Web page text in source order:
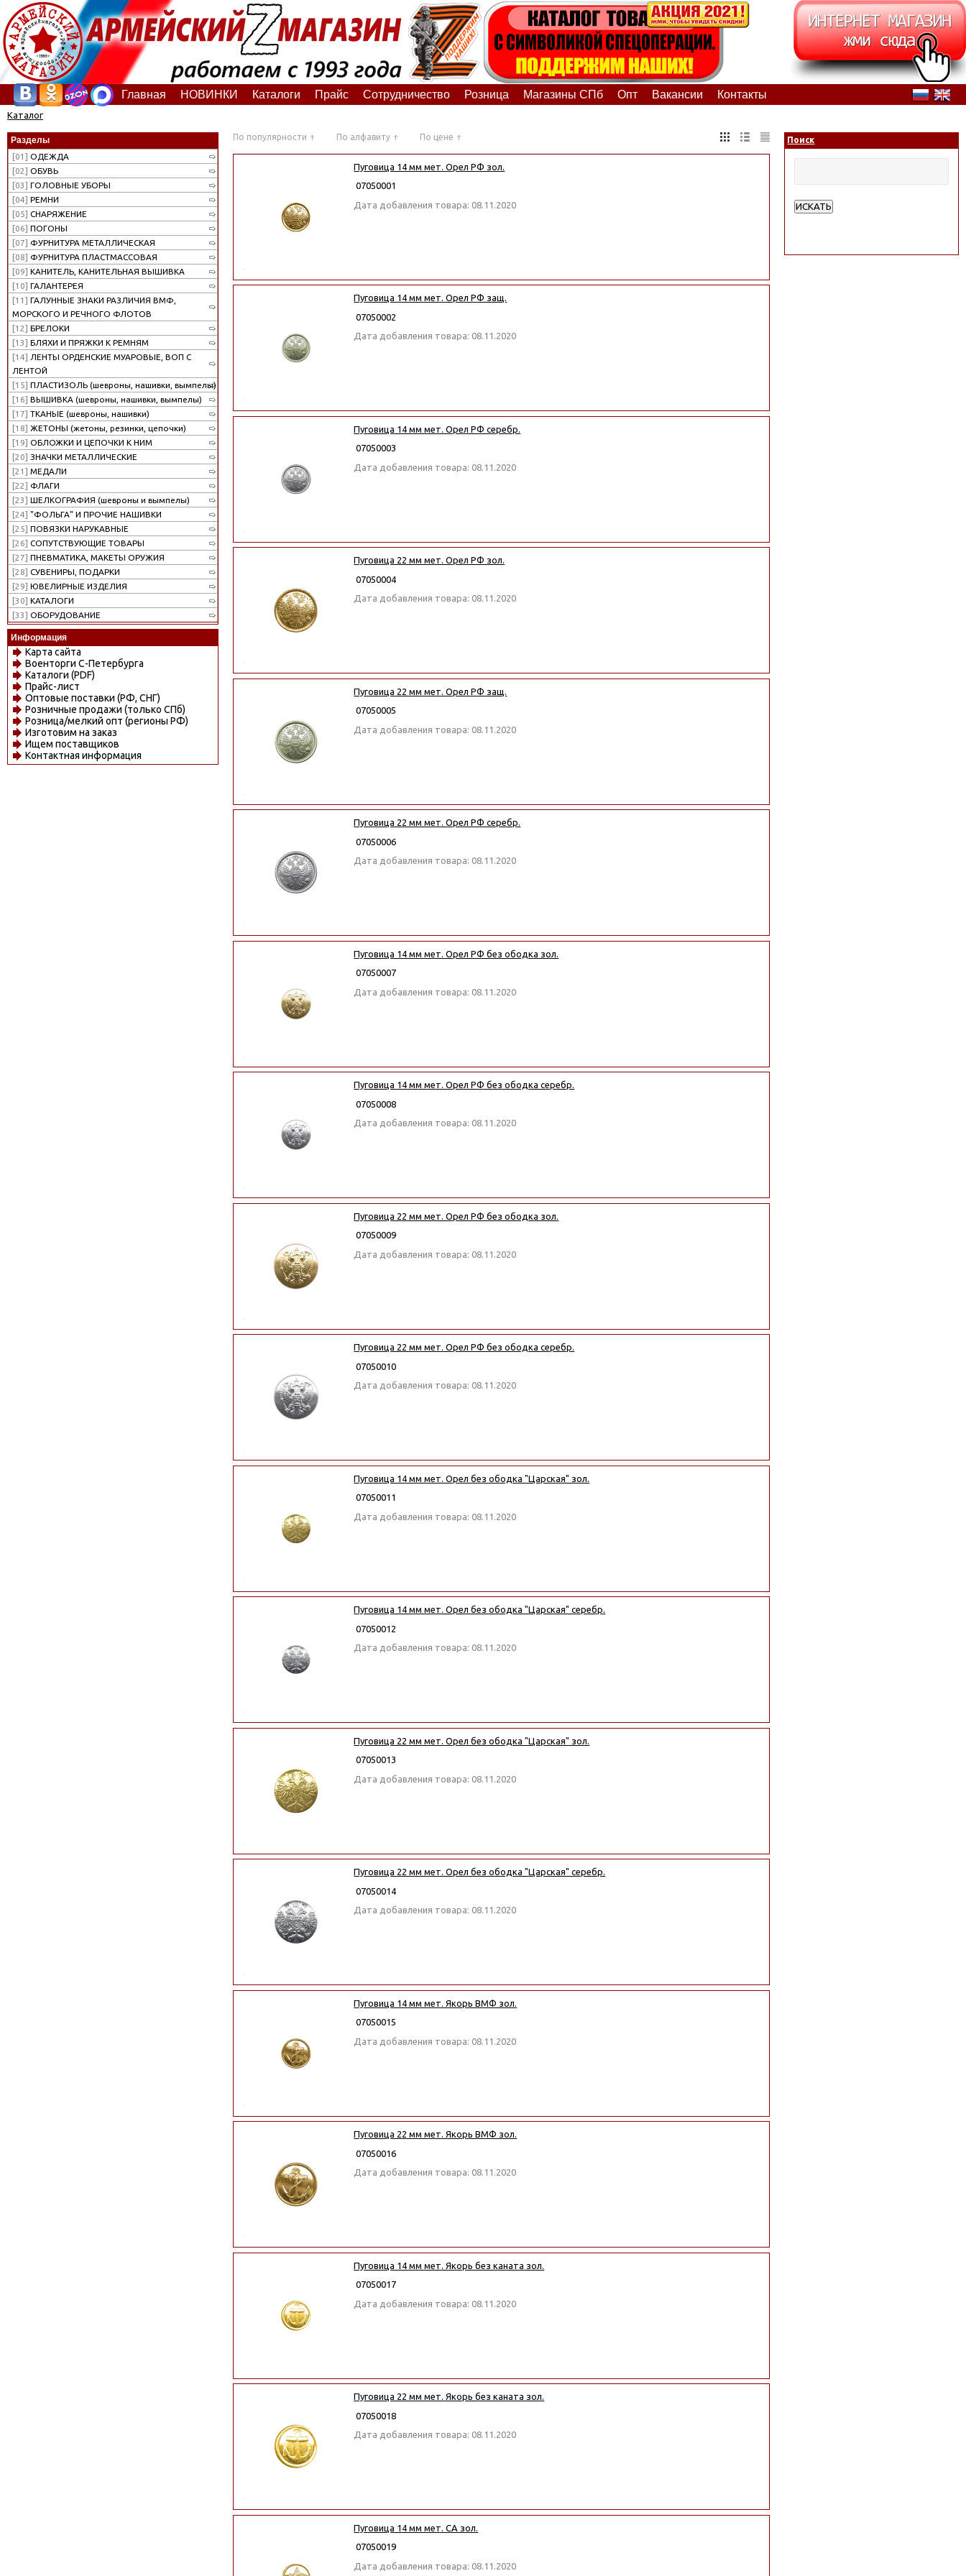
Главная НОВИНКИ Каталоги Прайс Сотрудничество Розница Магазины СПб Опт Вакансии Контакты
Каталог
Разделы
[01] ОДЕЖДА
[02] ОБУВЬ
[03] ГОЛОВНЫЕ УБОРЫ
[04] РЕМНИ
[05] СНАРЯЖЕНИЕ
[06] ПОГОНЫ
[07] ФУРНИТУРА МЕТАЛЛИЧЕСКАЯ
[08] ФУРНИТУРА ПЛАСТМАССОВАЯ
[09] КАНИТЕЛЬ, КАНИТЕЛЬНАЯ ВЫШИВКА
[10] ГАЛАНТЕРЕЯ
[11] ГАЛУННЫЕ ЗНАКИ РАЗЛИЧИЯ ВМФ,
МОРСКОГО И РЕЧНОГО ФЛОТОВ
[12] БРЕЛОКИ
[13] БЛЯХИ И ПРЯЖКИ К РЕМНЯМ
[14] ЛЕНТЫ ОРДЕНСКИЕ МУАРОВЫЕ, ВОП С
ЛЕНТОЙ
[15] ПЛАСТИЗОЛЬ (шевроны, нашивки, вымпелы)
[16] ВЫШИВКА (шевроны, нашивки, вымпелы)
[17] ТКАНЫЕ (шевроны, нашивки)
[18] ЖЕТОНЫ (жетоны, резинки, цепочки)
[19] ОБЛОЖКИ И ЦЕПОЧКИ К НИМ
[20] ЗНАЧКИ МЕТАЛЛИЧЕСКИЕ
[21] МЕДАЛИ
[22] ФЛАГИ
[23] ШЕЛКОГРАФИЯ (шевроны и вымпелы)
[24] "ФОЛЬГА" И ПРОЧИЕ НАШИВКИ
[25] ПОВЯЗКИ НАРУКАВНЫЕ
[26] СОПУТСТВУЮЩИЕ ТОВАРЫ
[27] ПНЕВМАТИКА, МАКЕТЫ ОРУЖИЯ
[28] СУВЕНИРЫ, ПОДАРКИ
[29] ЮВЕЛИРНЫЕ ИЗДЕЛИЯ
[30] КАТАЛОГИ
[33] ОБОРУДОВАНИЕ
Информация
Карта сайта
Военторги С-Петербурга
Каталоги (PDF)
Прайс-лист
Оптовые поставки (РФ, СНГ)
Розничные продажи (только СПб)
Розница/мелкий опт (регионы РФ)
Изготовим на заказ
Ищем поставщиков
Контактная информация
По популярности По алфавиту По цене
Пуговица 14 мм мет. Орел РФ зол.
07050001
Дата добавления товара: 08.11.2020
Пуговица 14 мм мет. Орел РФ защ.
07050002
Дата добавления товара: 08.11.2020
Пуговица 14 мм мет. Орел РФ серебр.
07050003
Дата добавления товара: 08.11.2020
Пуговица 22 мм мет. Орел РФ зол.
07050004
Дата добавления товара: 08.11.2020
Пуговица 22 мм мет. Орел РФ защ.
07050005
Дата добавления товара: 08.11.2020
Пуговица 22 мм мет. Орел РФ серебр.
07050006
Дата добавления товара: 08.11.2020
Пуговица 14 мм мет. Орел РФ без ободка зол.
07050007
Дата добавления товара: 08.11.2020
Пуговица 14 мм мет. Орел РФ без ободка серебр.
07050008
Дата добавления товара: 08.11.2020
Пуговица 22 мм мет. Орел РФ без ободка зол.
07050009
Дата добавления товара: 08.11.2020
Пуговица 22 мм мет. Орел РФ без ободка серебр.
07050010
Дата добавления товара: 08.11.2020
Пуговица 14 мм мет. Орел без ободка "Царская" зол.
07050011
Дата добавления товара: 08.11.2020
Пуговица 14 мм мет. Орел без ободка "Царская" серебр.
07050012
Дата добавления товара: 08.11.2020
Пуговица 22 мм мет. Орел без ободка "Царская" зол.
07050013
Дата добавления товара: 08.11.2020
Пуговица 22 мм мет. Орел без ободка "Царская" серебр.
07050014
Дата добавления товара: 08.11.2020
Пуговица 14 мм мет. Якорь ВМФ зол.
07050015
Дата добавления товара: 08.11.2020
Пуговица 22 мм мет. Якорь ВМФ зол.
07050016
Дата добавления товара: 08.11.2020
Пуговица 14 мм мет. Якорь без каната зол.
07050017
Дата добавления товара: 08.11.2020
Пуговица 22 мм мет. Якорь без каната зол.
07050018
Дата добавления товара: 08.11.2020
Пуговица 14 мм мет. СА зол.
07050019
Дата добавления товара: 08.11.2020
Поиск
ИСКАТЬ